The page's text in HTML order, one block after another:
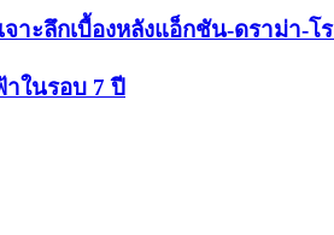
าะลึกเบื้องหลังแอ็กชัน-ดราม่า-โ
ในรอบ 7 ปี